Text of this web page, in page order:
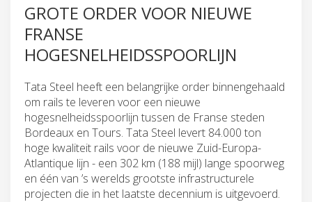
GROTE ORDER VOOR NIEUWE
FRANSE
HOGESNELHEIDSSPOORLIJN
Tata Steel heeft een belangrijke order binnengehaald
om rails te leveren voor een nieuwe
hogesnelheidsspoorlijn tussen de Franse steden
Bordeaux en Tours. Tata Steel levert 84.000 ton
hoge kwaliteit rails voor de nieuwe Zuid-Europa-
Atlantique lijn - een 302 km (188 mijl) lange spoorweg
en één van ’s werelds grootste infrastructurele
projecten die in het laatste decennium is uitgevoerd.